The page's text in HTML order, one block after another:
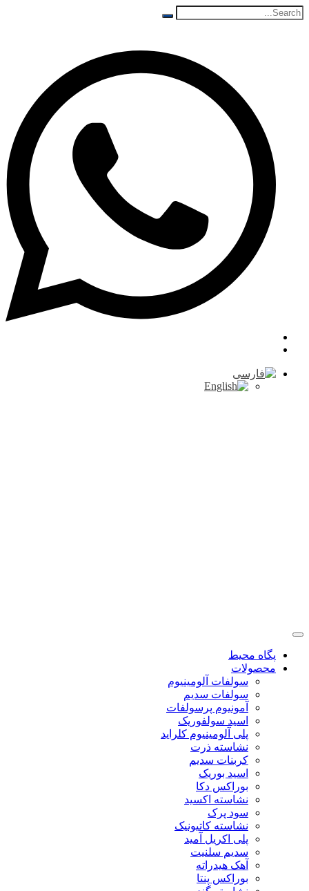
پگاه محیط
محصولات
سولفات آلومینیوم
سولفات سدیم
آمونیوم پرسولفات
اسید سولفوریک
پلی آلومینیوم کلراید
نشاسته ذرت
کربنات سدیم
اسید بوریک
بوراکس دکا
نشاسته اکسید
سود پرک
نشاسته کاتیونیک
پلی اکریل آمید
سدیم سلنیت
آهک هیدراته
بوراکس پنتا